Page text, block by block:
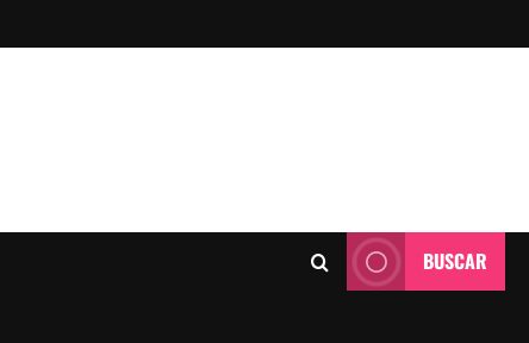
BUSCAR